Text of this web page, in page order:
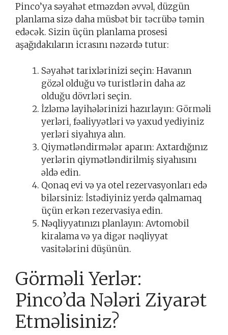
Pinco’ya səyahət etməzdən əvvəl, düzgün
planlama sizə daha müsbət bir təcrübə təmin
edəcək. Sizin üçün planlama prosesi
aşağıdakıların icrasını nəzərdə tutur:
Səyahət tarixlərinizi seçin: Havanın
gözəl olduğu və turistlərin daha az
olduğu dövrləri seçin.
İzləmə layihələrinizi hazırlayın: Görməli
yerləri, fəaliyyətləri və yaxud yediyiniz
yerləri siyahıya alın.
Qiymətləndirmələr aparın: Axtardığınız
yerlərin qiymətləndirilmiş siyahısını
əldə edin.
Qonaq evi və ya otel rezervasyonları edə
bilərsiniz: İstədiyiniz yerdə qalmamaq
üçün erkən rezervasiya edin.
Nəqliyyatınızı planlayın: Avtomobil
kiralama və ya digər nəqliyyat
vasitələrini düşünün.
Görməli Yerlər:
Pinco’da Nələri Ziyarət
Etməlisiniz?